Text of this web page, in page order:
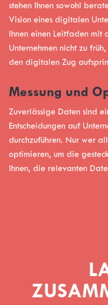
stehen Ihnen sowohl
Vision eines digitalen
Ihnen einen Leitfaden mit
Unternehmen nicht zu
den digitalen Zug
Messung und
Zuverlässige Daten sind
Entscheidungen auf
durchzuführen. Nur wer
optimieren, um die
Ihnen, die relevanten